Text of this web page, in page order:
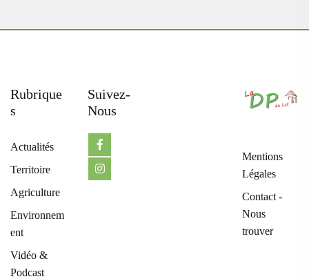
Rubrique
S
Actualités
Territoire
Agriculture
Environnem
ent
Vidéo &
Podcast
Suivez-
Nous
Mentions
Légales
Contact -
Nous
trouver